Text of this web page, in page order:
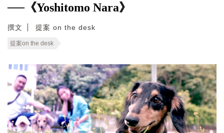
──《Yoshitomo Nara》
撰文 提案 on the desk
提案on the desk